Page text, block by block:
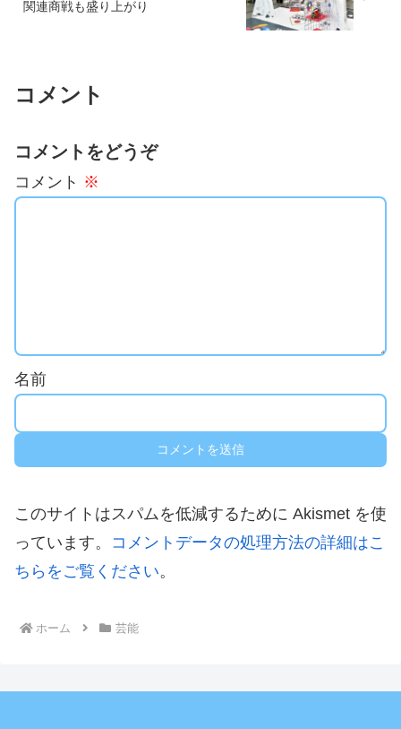
関連商戦も盛り上がり
コメント
コメントをどうぞ
コメント ※
名前
このサイトはスパムを低減するために Akismet を使
っています。 コメントデータの処理方法の詳細はこ
ちらをご覧ください。
ホーム 芸能